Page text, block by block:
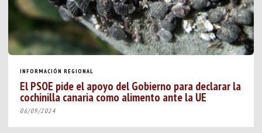
INFORMACIÓN REGIONAL
El PSOE pide el apoyo del Gobierno para declarar la
cochinilla canaria como alimento ante la UE
06/09/2024